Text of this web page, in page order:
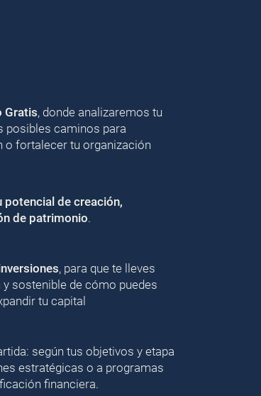
Gratis, donde analizaremos tu
posibles caminos para
o fortalecer tu organización
potencial de creación,
de patrimonio.
, para que te lleves
sostenible de cómo puedes
tu capital
según tus objetivos y etapa
estratégicas o a programas
financiera.